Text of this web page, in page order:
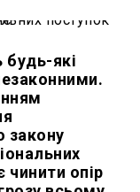
які
закону
чинити опір